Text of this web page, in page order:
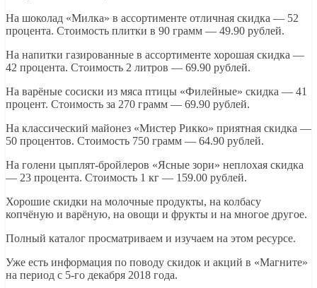
На шоколад «Милка» в ассортименте отличная скидка — 52
процента. Стоимость плитки в 90 грамм — 49.90 рублей.
На напитки газированные в ассортименте хорошая скидка —
42 процента. Стоимость 2 литров — 69.90 рублей.
На варёные сосиски из мяса птицы «Филейные» скидка — 41
процент. Стоимость за 270 грамм — 69.90 рублей.
На классический майонез «Мистер Рикко» приятная скидка —
50 процентов. Стоимость 750 грамм — 64.90 рублей.
На голени цыплят-бройлеров «Ясные зори» неплохая скидка
— 23 процента. Стоимость 1 кг — 159.00 рублей.
Хорошие скидки на молочные продукты, на колбасу
копчёную и варёную, на овощи и фрукты и на многое другое.
Полный каталог просматриваем и изучаем на этом ресурсе.
Уже есть информация по поводу скидок и акций в «Магните»
на период с 5-го декабря 2018 года.